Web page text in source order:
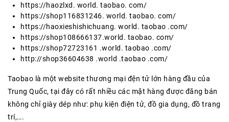
https://haozlxd. world. taobao. com/
https://shop116831246. world. taobao. com/
https://haoxieshishichuang. world. taobao .com/
https://shop108666137.world. taobao. com/
https://shop72723161 .world. taobao .com/
http://shop36604638 .world .taobao .com/
Taobao là một website thương mại đện tử lớn hàng đầu của
Trung Quốc, tại đây có rất nhiều các mặt hàng được đăng bán
không chỉ giày dép như: phụ kiện điện tử, đồ gia dụng, đồ trang
trí,….